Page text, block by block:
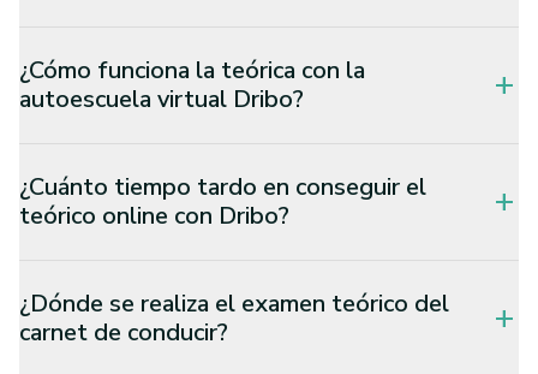
¿Cómo funciona la teórica con la
autoescuela virtual Dribo?
add
¿Cuánto tiempo tardo en conseguir el
teórico online con Dribo?
add
¿Dónde se realiza el examen teórico del
carnet de conducir?
add